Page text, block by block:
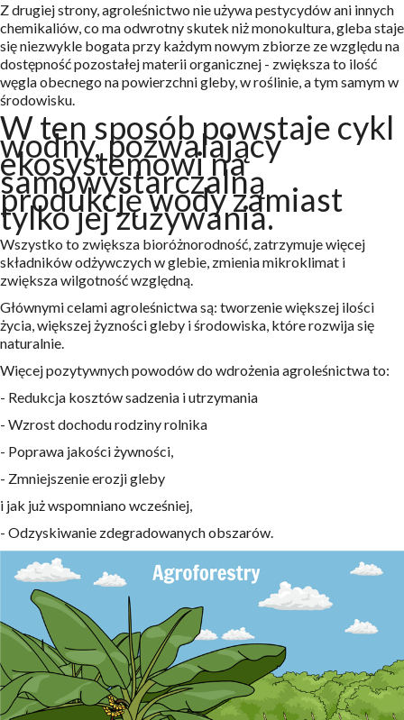
Z drugiej strony, agroleśnictwo nie używa pestycydów ani innych
chemikaliów, co ma odwrotny skutek niż monokultura, gleba staje
się niezwykle bogata przy każdym nowym zbiorze ze względu na
dostępność pozostałej materii organicznej - zwiększa to ilość
węgla obecnego na powierzchni gleby, w roślinie, a tym samym w
środowisku.
W ten sposób powstaje cykl
wodny, pozwalający
ekosystemowi na
samowystarczalną
produkcję wody zamiast
tylko jej zużywania.
Wszystko to zwiększa bioróżnorodność, zatrzymuje więcej
składników odżywczych w glebie, zmienia mikroklimat i
zwiększa wilgotność względną.
Głównymi celami agroleśnictwa są: tworzenie większej ilości
życia, większej żyzności gleby i środowiska, które rozwija się
naturalnie.
Więcej pozytywnych powodów do wdrożenia agroleśnictwa to:
- Redukcja kosztów sadzenia i utrzymania
- Wzrost dochodu rodziny rolnika
- Poprawa jakości żywności,
- Zmniejszenie erozji gleby
i jak już wspomniano wcześniej,
- Odzyskiwanie zdegradowanych obszarów.